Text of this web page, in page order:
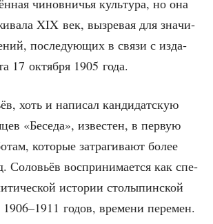
чинов­ни­чья куль­ту­ра, но она
XIX век, вызре­вая для зна­чи­
после­ду­ю­щих в свя­зи с изда­
17 октяб­ря 1905 года.
хоть и напи­сал кан­ди­дат­скую
«Бесе­да», изве­стен, в первую
кото­рые затра­ги­ва­ют более
Соло­вьёв вос­при­ни­ма­ет­ся как спе­
исто­рии сто­лы­пин­ской
годов, вре­ме­ни пере­мен.